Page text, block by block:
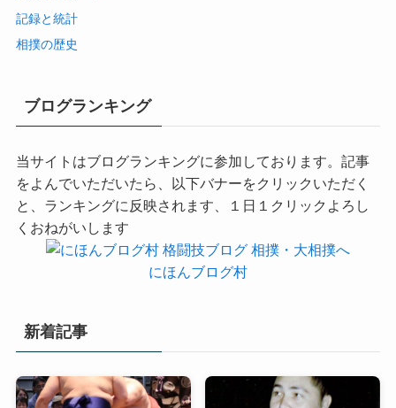
記録と統計
相撲の歴史
ブログランキング
当サイトはブログランキングに参加しております。記事
をよんでいただいたら、以下バナーをクリックいただく
と、ランキングに反映されます、１日１クリックよろし
くおねがいします
にほんブログ村
新着記事